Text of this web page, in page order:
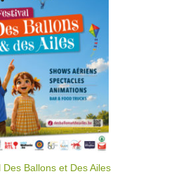
Des Ballons et Des Ailes